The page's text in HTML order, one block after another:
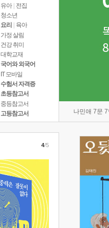
유아 | 전집
청소년
요리
육아
가정 살림
건강 취미
대학교재
국어와 외국어
IT 모바일
수험서 자격증
초등참고서
중등참고서
고등참고서
나민애 7문
4/5